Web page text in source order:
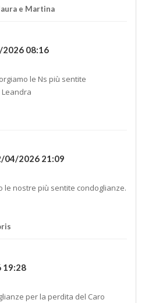
e Martina
08:16
le Ns più sentite
Leandra
04/2026 21:09
le nostre più sentite condoglianze.
19:28
per la perdita del Caro